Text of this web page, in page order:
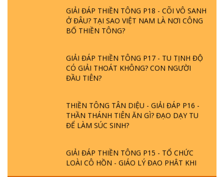
GIẢI ĐÁP THIỀN TÔNG P18 - CÕI VÔ SANH
Ở ĐÂU? TẠI SAO VIỆT NAM LÀ NƠI CÔNG
BỐ THIỀN TÔNG?
GIẢI ĐÁP THIỀN TÔNG P17 - TU TỊNH ĐỘ
CÓ GIẢI THOÁT KHÔNG? CON NGƯỜI
ĐẦU TIÊN?
THIỀN TÔNG TÂN DIỆU - GIẢI ĐÁP P16 -
THẦN THÁNH TIÊN ĂN GÌ? ĐẠO DẠY TU
ĐỂ LÀM SÚC SINH?
GIẢI ĐÁP THIỀN TÔNG P15 - TỔ CHỨC
LOÀI CÔ HỒN - GIÁO LÝ ĐẠO PHẬT KHI
NÀO XUẤT BẢN